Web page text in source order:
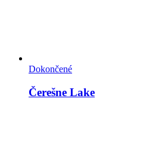
Dokončené
Čerešne Lake